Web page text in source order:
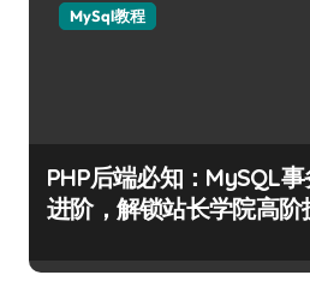
MySql教程
PHP后端必知：MySQL
进阶，解锁站长学院高阶